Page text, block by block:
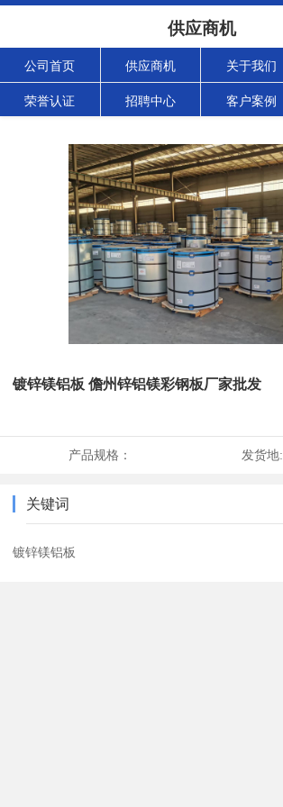
供应商机
公司首页 供应商机 关于我们
荣誉认证 招聘中心 客户案例
镀锌镁铝板 儋州锌铝镁彩钢板厂家批发
产品规格： 发货地:
关键词
镀锌镁铝板